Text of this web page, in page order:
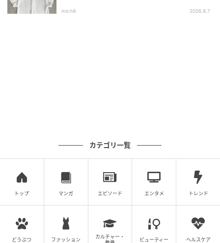
michill 2026.8.7
カテゴリ一覧
トップ マンガ エピソード エンタメ トレンド
どうぶつ ファッション
カルチャー・
ビューティー ヘルスケア